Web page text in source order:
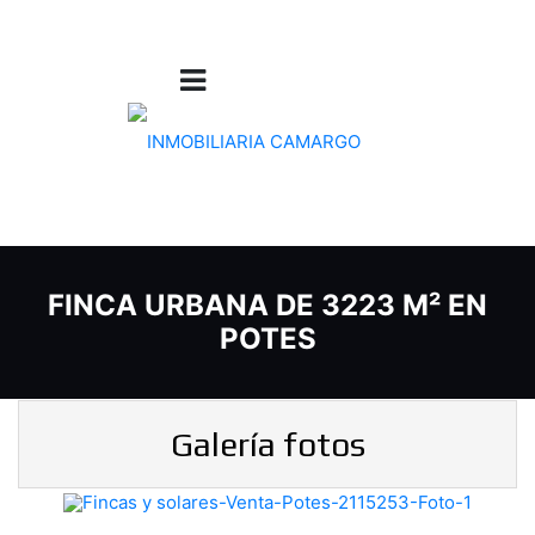
FINCA URBANA DE 3223 M² EN
POTES
Galería fotos